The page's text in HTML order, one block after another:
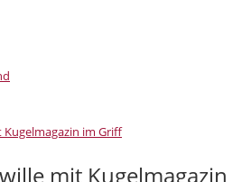
mit Kugelmagazin